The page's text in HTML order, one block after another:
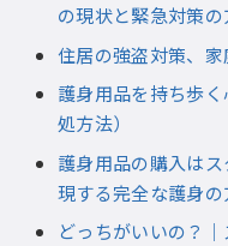
の現状と緊急対策の
住居の強盗対策、
護身用品を持ち歩
処方法）
護身用品の購入は
現する完全な護身の
どっちがいいの？